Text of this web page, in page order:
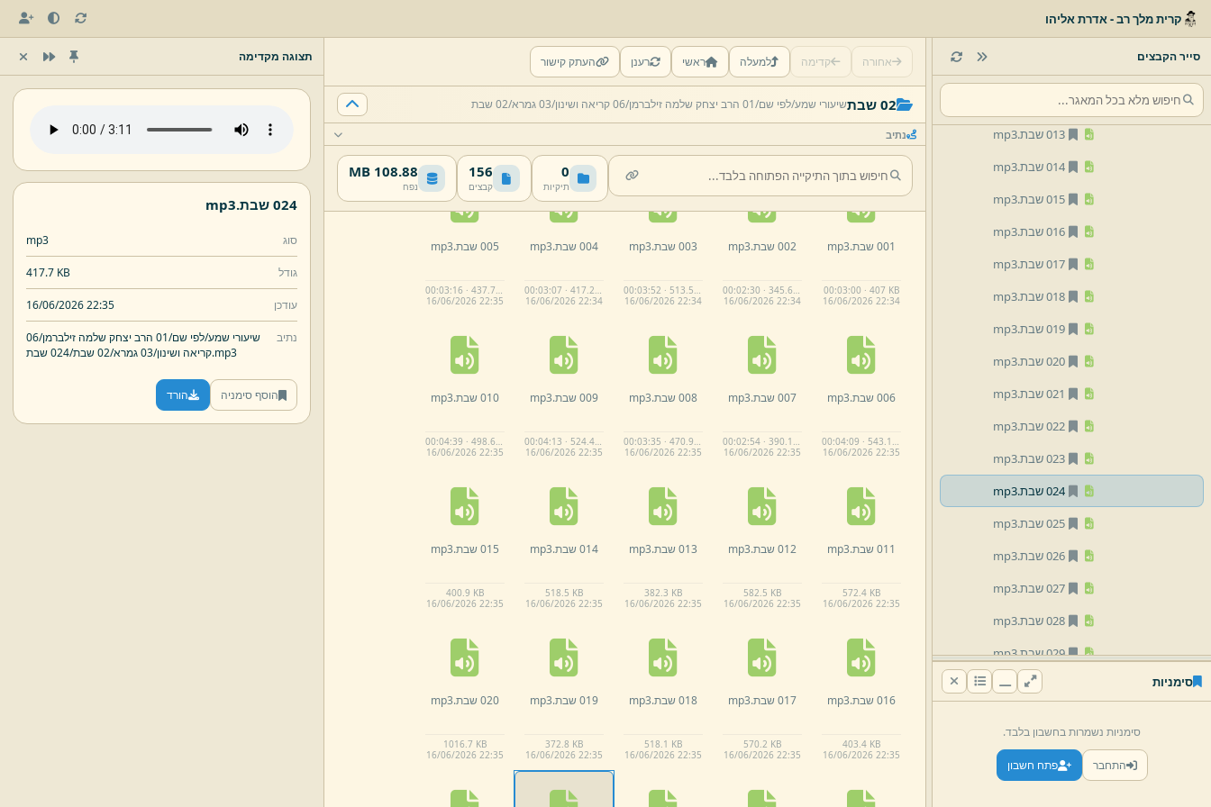
קרית מלך רב - אדרת אליהו
סייר הקבצים
010 שבת.
mp3
012 שבת.
013 שבת.
mp3
014 שבת.
mp3
015 שבת.
mp3
016 שבת.
mp3
017 שבת.
mp3
018 שבת.
mp3
019 שבת.
mp3
020 שבת.
mp3
021 שבת.
mp3
022 שבת.
mp3
023 שבת.
mp3
024 שבת.
mp3
025 שבת.
mp3
026 שבת.
mp3
027 שבת.
mp3
028 שבת.
mp3
029 שבת.
mp3
mp3
032 שבת.
mp3
033 שבת.
mp3
סימניות
סימניות נשמרות בחשבון בלבד.
התחבר פתח חשבון
אחורה קדימה למעלה ראשי רענן העתק קישור
02 שבת שיעורי שמע/לפי שם/01 הרב יצחק שלמה זילברמן/ 06 קריאה ושינון/ 03 גמרא/ 02 שבת
נתיב
0
תיקיות
156
קבצים
108.88 MB
נפח
001 שבת. mp3
00:03:00 · 407 KB
16/06/2026 22:34
002 שבת. mp3
00:02:30 · 345.6 KB
16/06/2026 22:34
003 שבת. mp3
00:03:52 · 513.5 KB
16/06/2026 22:34
004 שבת. mp3
00:03:07 · 417.2 KB
16/06/2026 22:34
005 שבת. mp3
00:03:16 · 437.7 KB
16/06/2026 22:35
006 שבת. mp3
00:04:09 · 543.1 KB
16/06/2026 22:35
007 שבת. mp3
00:02:54 · 390.1 KB
16/06/2026 22:35
008 שבת. mp3
00:03:35 · 470.9 KB
16/06/2026 22:35
009 שבת. mp3
00:04:13 · 524.4 KB
16/06/2026 22:35
010 שבת. mp3
00:04:39 · 498.6 KB
16/06/2026 22:35
011 שבת. mp3
572.4 KB
16/06/2026 22:35
012 שבת. mp3
582.5 KB
16/06/2026 22:35
013 שבת. mp3
382.3 KB
16/06/2026 22:35
014 שבת. mp3
518.5 KB
16/06/2026 22:35
015 שבת. mp3
400.9 KB
16/06/2026 22:35
016 שבת. mp3
403.4 KB
16/06/2026 22:35
017 שבת. mp3
570.2 KB
16/06/2026 22:35
018 שבת. mp3
518.1 KB
16/06/2026 22:35
019 שבת. mp3
372.8 KB
16/06/2026 22:35
020 שבת. mp3
1016.7 KB
16/06/2026 22:35
תצוגה מקדימה
024 שבת. mp3
סוג mp3
גודל 417.7 KB
עודכן 16/06/2026 22:35
נתיב שיעורי שמע/לפי שם/01 הרב יצחק שלמה זילברמן/
06
קריאה ושינון/03 גמרא/ 02 שבת/ 024 שבת.mp3
הוסף סימניה הורד